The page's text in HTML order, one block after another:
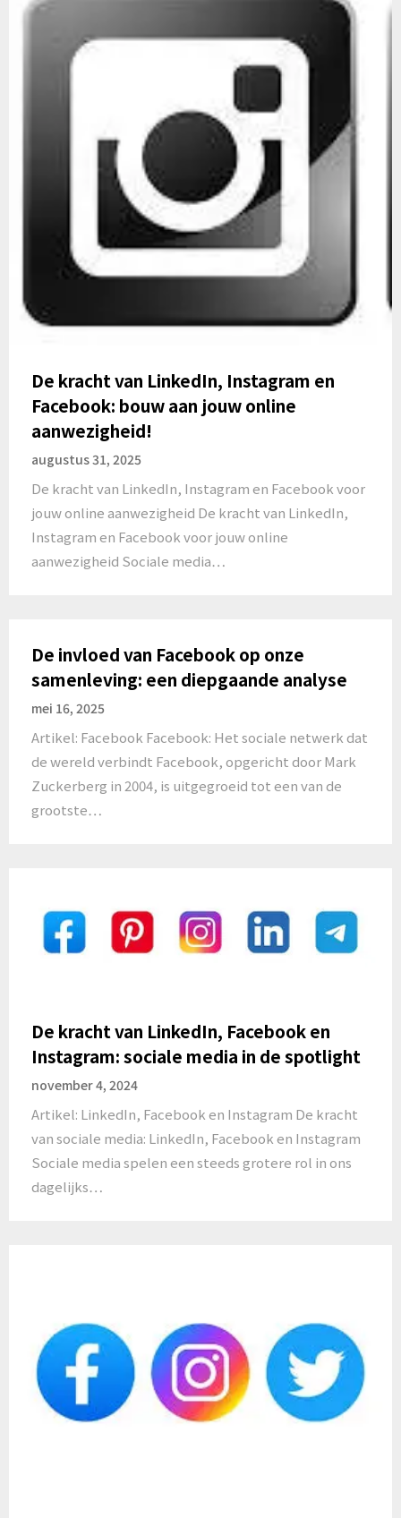
De kracht van LinkedIn, Instagram en
Facebook: bouw aan jouw online
aanwezigheid!
augustus 31, 2025
De kracht van LinkedIn, Instagram en Facebook voor
jouw online aanwezigheid De kracht van LinkedIn,
Instagram en Facebook voor jouw online
aanwezigheid Sociale media…
De invloed van Facebook op onze
samenleving: een diepgaande analyse
mei 16, 2025
Artikel: Facebook Facebook: Het sociale netwerk dat
de wereld verbindt Facebook, opgericht door Mark
Zuckerberg in 2004, is uitgegroeid tot een van de
grootste…
De kracht van LinkedIn, Facebook en
Instagram: sociale media in de spotlight
november 4, 2024
Artikel: LinkedIn, Facebook en Instagram De kracht
van sociale media: LinkedIn, Facebook en Instagram
Sociale media spelen een steeds grotere rol in ons
dagelijks…